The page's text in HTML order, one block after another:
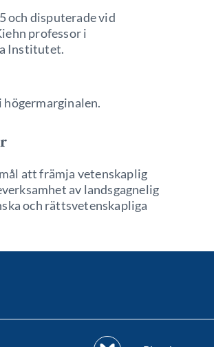
och disputerade vid
professor i
Institutet.
högermarginalen.
att främja vetenskaplig
av landsgagnelig
och rättsvetenskapliga